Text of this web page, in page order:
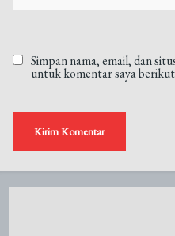
Simpan nama, email, dan
untuk komentar saya